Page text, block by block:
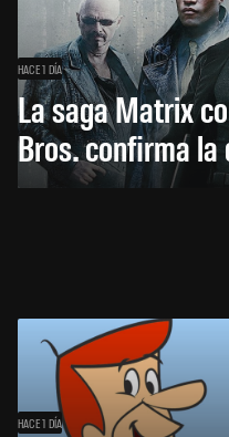
HACE 1 DÍA
La saga Matrix
Bros. confirma
HACE 1 DÍA